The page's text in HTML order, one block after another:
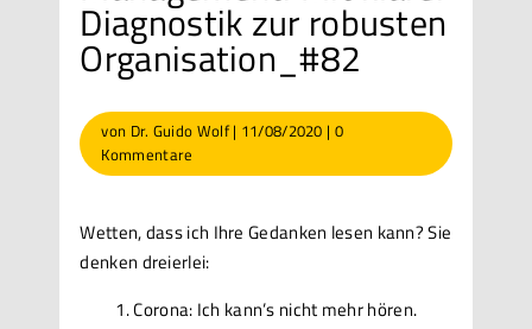
Diagnostik zur robusten
Organisation_#82
von Dr. Guido Wolf| 11/08/2020 | 0
Kommentare
Wetten, dass ich Ihre Gedanken lesen kann? Sie
denken dreierlei:
Corona: Ich kann’s nicht mehr hören.